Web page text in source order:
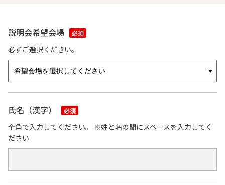
説明会希望会場 必須
必ずご選択ください。
氏名（漢字） 必須
全角で入力してください。 ※姓と名の間にスペースを入力してく
ださい